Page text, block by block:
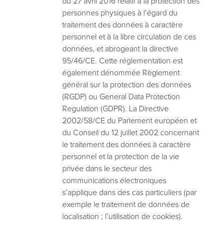
personnes physiques à l’égard du
traitement des données à caractère
personnel et à la libre circulation de ces
données, et abrogeant la directive
95/46/CE. Cette réglementation est
également dénommée Règlement
général sur la protection des données
(RGDP) ou General Data Protection
Regulation (GDPR). La Directive
2002/58/CE du Parlement européen et
du Conseil du 12 juillet 2002 concernant
le traitement des données à caractère
personnel et la protection de la vie
privée dans le secteur des
communications électroniques
s’applique dans des cas particuliers (par
exemple le traitement de données de
localisation ; l’utilisation de cookies).